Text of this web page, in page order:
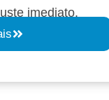
imediato.